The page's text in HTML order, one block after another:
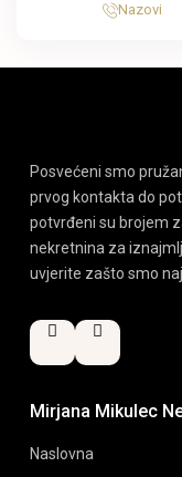
Nazovi
Posvećeni smo
prvog kontakta do
potvrđeni su brojem
nekretnina za
uvjerite zašto smo
Mirjana Mikulec
Naslovna